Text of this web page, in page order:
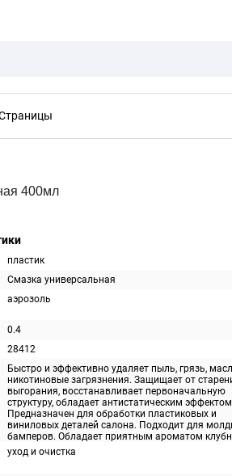
400мл
пластик
Смазка универсальная
аэрозоль
0.4
28412
Быстро и эффективно удаляет пыль, грязь,
никотиновые загрязнения. Защищает от
выгорания, восстанавливает первоначальную
структуру, обладает антистатическим
Предназначен для обработки пластиковых и
виниловых деталей салона. Подходит для
бамперов. Обладает приятным ароматом
уход и очистка